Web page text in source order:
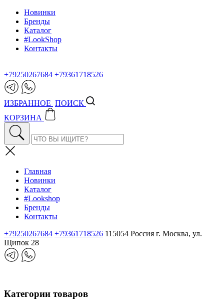
Новинки
Бренды
Каталог
#LookShop
Контакты
+79250267684 +79361718526
ИЗБРАННОЕ ПОИСК
КОРЗИНА
Главная
Новинки
Каталог
#Lookshop
Бренды
Контакты
+79250267684 +79361718526 115054 Россия г. Москва, ул.
Щипок 28
Категории товаров